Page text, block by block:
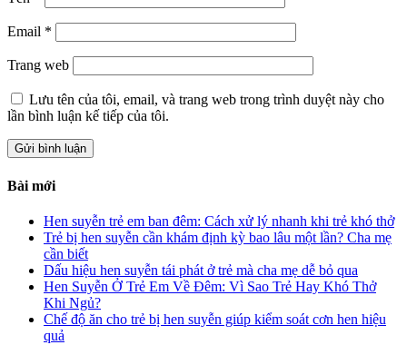
Email *
Trang web
Lưu tên của tôi, email, và trang web trong trình duyệt này cho
lần bình luận kế tiếp của tôi.
Bài mới
Hen suyễn trẻ em ban đêm: Cách xử lý nhanh khi trẻ khó thở
Trẻ bị hen suyễn cần khám định kỳ bao lâu một lần? Cha mẹ
cần biết
Dấu hiệu hen suyễn tái phát ở trẻ mà cha mẹ dễ bỏ qua
Hen Suyễn Ở Trẻ Em Về Đêm: Vì Sao Trẻ Hay Khó Thở
Khi Ngủ?
Chế độ ăn cho trẻ bị hen suyễn giúp kiểm soát cơn hen hiệu
quả